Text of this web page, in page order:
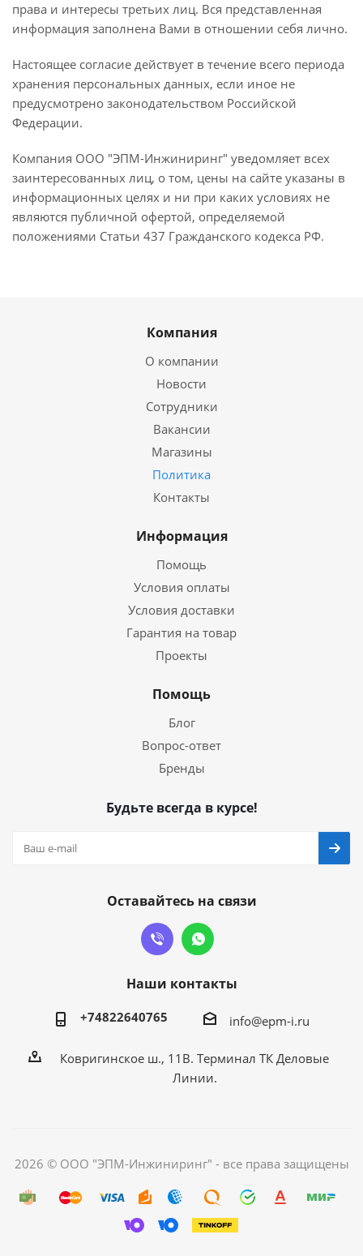
права и интересы третьих лиц. Вся представленная
информация заполнена Вами в отношении себя лично.
Настоящее согласие действует в течение всего периода
хранения персональных данных, если иное не
предусмотрено законодательством Российской
Федерации.
Компания ООО "ЭПМ-Инжиниринг" уведомляет всех
заинтересованных лиц, о том, цены на сайте указаны в
информационных целях и ни при каких условиях не
являются публичной офертой, определяемой
положениями Статьи 437 Гражданского кодекса РФ.
Компания
О компании
Новости
Сотрудники
Вакансии
Магазины
Политика
Контакты
Информация
Помощь
Условия оплаты
Условия доставки
Гарантия на товар
Проекты
Помощь
Блог
Вопрос-ответ
Бренды
Будьте всегда в курсе!
Оставайтесь на связи
Наши контакты
+74822640765 info@epm-i.ru
Ковригинское ш., 11В. Терминал ТК Деловые
Линии.
2026 © ООО "ЭПМ-Инжиниринг" - все права защищены